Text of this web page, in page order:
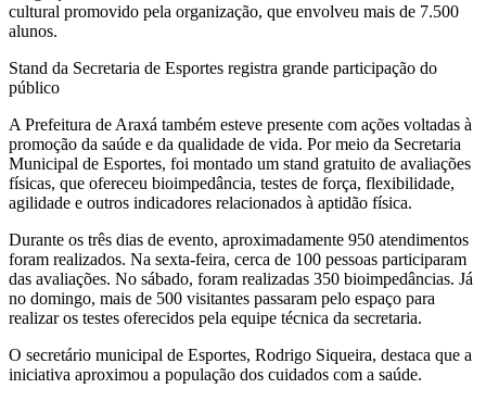
cultural promovido pela organização, que envolveu mais de 7.500
alunos.
Stand da Secretaria de Esportes registra grande participação do
público
A Prefeitura de Araxá também esteve presente com ações voltadas à
promoção da saúde e da qualidade de vida. Por meio da Secretaria
Municipal de Esportes, foi montado um stand gratuito de avaliações
físicas, que ofereceu bioimpedância, testes de força, flexibilidade,
agilidade e outros indicadores relacionados à aptidão física.
Durante os três dias de evento, aproximadamente 950 atendimentos
foram realizados. Na sexta-feira, cerca de 100 pessoas participaram
das avaliações. No sábado, foram realizadas 350 bioimpedâncias. Já
no domingo, mais de 500 visitantes passaram pelo espaço para
realizar os testes oferecidos pela equipe técnica da secretaria.
O secretário municipal de Esportes, Rodrigo Siqueira, destaca que a
iniciativa aproximou a população dos cuidados com a saúde.